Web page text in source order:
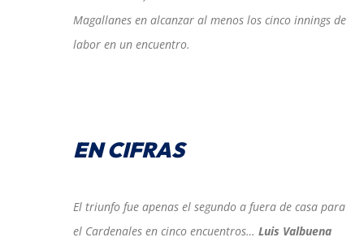
Magallanes en alcanzar al menos los cinco innings de
labor en un encuentro.
EN CIFRAS
El triunfo fue apenas el segundo a fuera de casa para
el Cardenales en cinco encuentros… Luis Valbuena